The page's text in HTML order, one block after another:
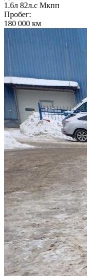
1.6л 82л.с Мкпп
Пробег:
180 000 км